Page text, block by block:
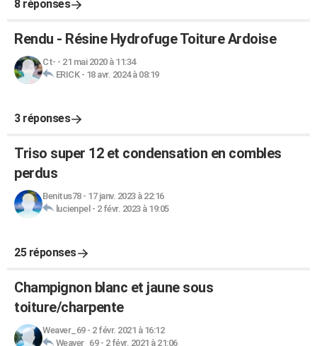
8 réponses
Rendu - Résine Hydrofuge Toiture Ardoise
Ct- - 21 mai 2020 à 11:34
ERICK- 18 avr. 2024 à 08:19
3 réponses
Triso super 12 et condensation en combles
perdus
Benitus78- 17 janv. 2023 à 22:16
lucienpel - 2 févr. 2023 à 19:05
25 réponses
Champignon blanc et jaune sous
toiture/charpente
Weaver_69- 2 févr. 2021 à 16:12
Weaver_69- 2 févr. 2021 à 21:06